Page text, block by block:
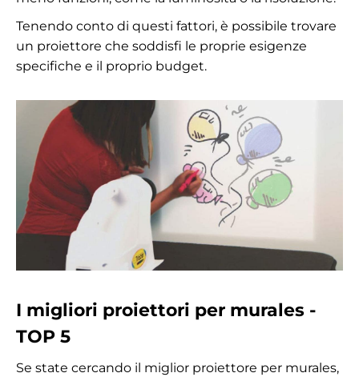
Tenendo conto di questi fattori, è possibile trovare
un proiettore che soddisfi le proprie esigenze
specifiche e il proprio budget.
I migliori proiettori per murales -
TOP 5
Se state cercando il miglior proiettore per murales,